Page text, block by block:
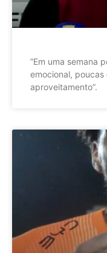
”Em uma semana
emocional,
aproveitamento”.